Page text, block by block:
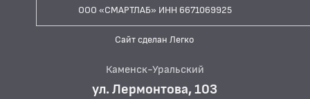
ООО «СМАРТЛАБ» ИНН 6671069925
Сайт сделан Легко
Каменск-Уральский
ул. Лермонтова, 103